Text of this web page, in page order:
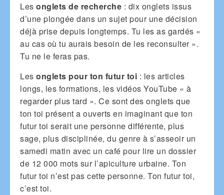
Les onglets de recherche : dix onglets issus
d’une plongée dans un sujet pour une décision
déjà prise depuis longtemps. Tu les as gardés «
au cas où tu aurais besoin de les reconsulter ».
Tu ne le feras pas.
Les onglets pour ton futur toi : les articles
longs, les formations, les vidéos YouTube « à
regarder plus tard ». Ce sont des onglets que
ton toi présent a ouverts en imaginant que ton
futur toi serait une personne différente, plus
sage, plus disciplinée, du genre à s’asseoir un
samedi matin avec un café pour lire un dossier
de 12 000 mots sur l’apiculture urbaine. Ton
futur toi n’est pas cette personne. Ton futur toi,
c’est toi.